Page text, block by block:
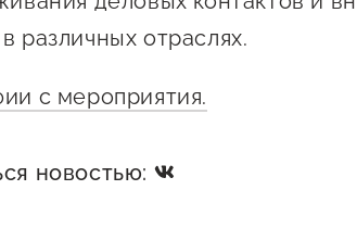
различных отраслях.
с мероприятия.
новостью: